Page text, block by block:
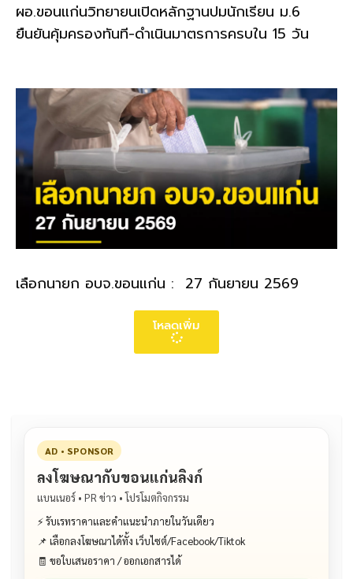
ผอ.ขอนแก่นวิทยายนเปิดหลักฐานปมนักเรียน ม.6
ยืนยันคุ้มครองทันที-ดำเนินมาตรการครบใน 15 วัน
เลือกนายก อบจ.ขอนแก่น : 27 กันยายน 2569
โหลดเพิ่ม
AD • SPONSOR
ลงโฆษณากับขอนแก่นลิงก์
แบนเนอร์ • PR ข่าว • โปรโมตกิจกรรม
⚡ รับเรทราคาและคำแนะนำภายในวันเดียว
📌 เลือกลงโฆษณาได้ทั้ง เว็บไซต์/Facebook/Tiktok
🧾 ขอใบเสนอราคา / ออกเอกสารได้